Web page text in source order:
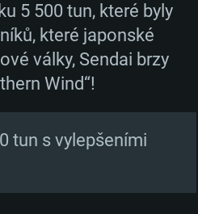
5 500 tun, které byly
které japonské
války, Sendai brzy
Wind“!
tun s vylepšeními